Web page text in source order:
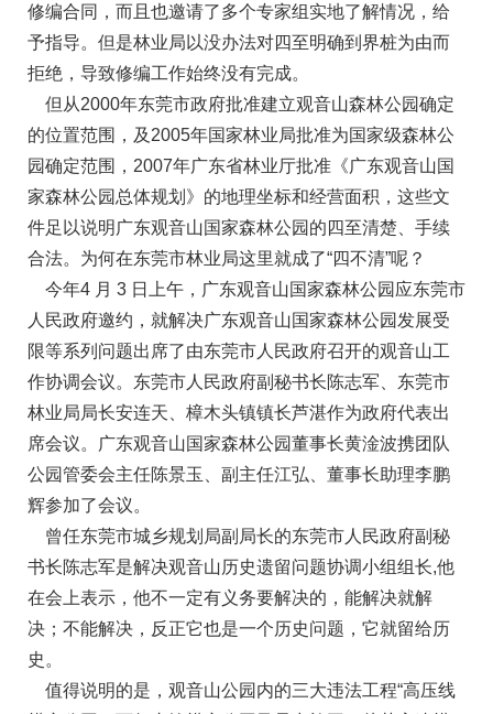
修编合同，而且也邀请了多个专家组实地了解情况，给
予指导。但是林业局以没办法对四至明确到界桩为由而
拒绝，导致修编工作始终没有完成。
但从2000年东莞市政府批准建立观音山森林公园确定
的位置范围，及2005年国家林业局批准为国家级森林公
园确定范围，2007年广东省林业厅批准《广东观音山国
家森林公园总体规划》的地理坐标和经营面积，这些文
件足以说明广东观音山国家森林公园的四至清楚、手续
合法。为何在东莞市林业局这里就成了“四不清”呢？
今年4 月 3 日上午，广东观音山国家森林公园应东莞市
人民政府邀约，就解决广东观音山国家森林公园发展受
限等系列问题出席了由东莞市人民政府召开的观音山工
作协调会议。东莞市人民政府副秘书长陈志军、东莞市
林业局局长安连天、樟木头镇镇长芦湛作为政府代表出
席会议。广东观音山国家森林公园董事长黄淦波携团队
公园管委会主任陈景玉、副主任江弘、董事长助理李鹏
辉参加了会议。
曾任东莞市城乡规划局副局长的东莞市人民政府副秘
书长陈志军是解决观音山历史遗留问题协调小组组长,他
在会上表示，他不一定有义务要解决的，能解决就解
决；不能解决，反正它也是一个历史问题，它就留给历
史。
值得说明的是，观音山公园内的三大违法工程“高压线